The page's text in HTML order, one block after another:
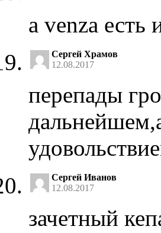
а venza есть
Сергей Храмов
12.08.2017
перепады
Сергей Иванов
12.08.2017
зачетный